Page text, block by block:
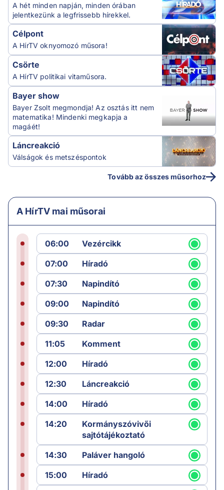
A hét minden napján, minden órában
jelentkezünk a legfrissebb hírekkel.
Célpont
A HírTV oknyomozó műsora!
Csörte
A HírTV politikai vitaműsora.
Bayer show
Bayer Zsolt megmondja! Az osztás itt nem
matematika! Mindenki megkapja a
magáét!
Láncreakció
Válságok és metszéspontok
Tovább az összes műsorhoz
A HírTV mai műsorai
06:00
Vezércikk
07:00
Híradó
07:30
Napindító
09:00
Napindító
09:30
Radar
11:05
Komment
12:00
Híradó
12:30
Láncreakció
14:00
Híradó
14:20
Kormányszóvivői
sajtótájékoztató
14:30
Paláver hangoló
15:00
Híradó